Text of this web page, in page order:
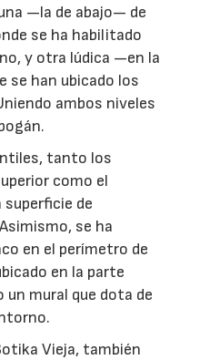
—la de abajo— de
se ha habilitado
y otra lúdica —en la
se han ubicado los
ambos niveles
tanto los
como el
de
se ha
en el perímetro de
en la parte
un mural que dota de
Vieja, también